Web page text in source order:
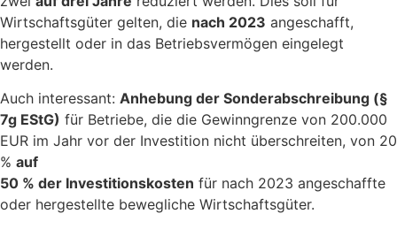
Wirtschaftsgüter gelten, die nach 2023 angeschafft,
hergestellt oder in das Betriebsvermögen eingelegt
werden.
Auch interessant: Anhebung der Sonderabschreibung (§
7g EStG) für Betriebe, die die Gewinngrenze von 200.000
EUR im Jahr vor der Investition nicht überschreiten, von 20
% auf
50 % der Investitionskosten für nach 2023 angeschaffte
oder hergestellte bewegliche Wirtschaftsgüter.